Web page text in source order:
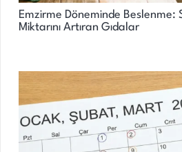
Emzirme Döneminde Beslenme:
Miktarını Artıran Gıdalar